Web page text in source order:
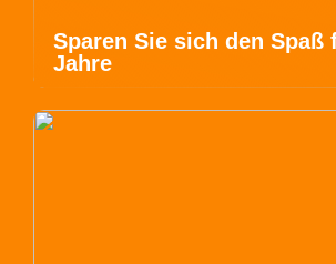
Sparen Sie sich den Spaß
Jahre